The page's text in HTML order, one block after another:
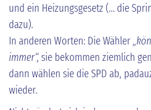
und ein Heizungsgesetz (… die
dazu).
In anderen Worten: Die Wähler
immer“,sie bekommen ziemlich
dann wählen sie die SPD ab,
wieder.